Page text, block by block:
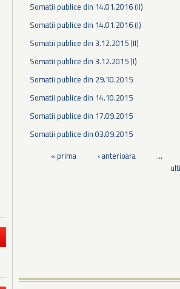
Somatii publice din 14.01.2016 (II)
Somatii publice din 14.01.2016 (I)
Somatii publice din 3.12.2015 (II)
Somatii publice din 3.12.2015 (I)
Somatii publice din 29.10.2015
Somatii publice din 14.10.2015
Somatii publice din 17.09.2015
Somatii publice din 03.09.2015
Pagini
« prima ‹ anterioara
…